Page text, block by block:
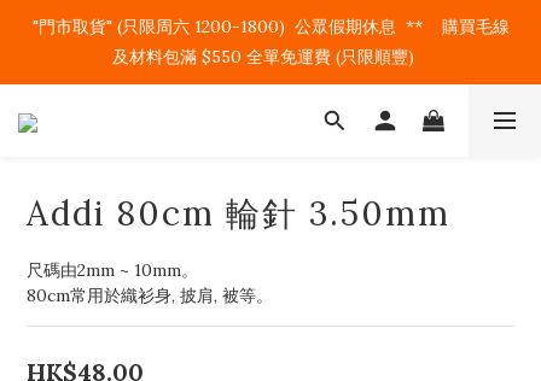
"門市取貨" (只限周六 1200-1800)  公眾假期休息  **    購買毛線
及材料包滿 $550 全單免運費 (只限順豐)
Addi 80cm 輪針 3.50mm
尺碼由2mm ~ 10mm。
80cm常用於織衫身, 披肩, 被等。
HK$48.00